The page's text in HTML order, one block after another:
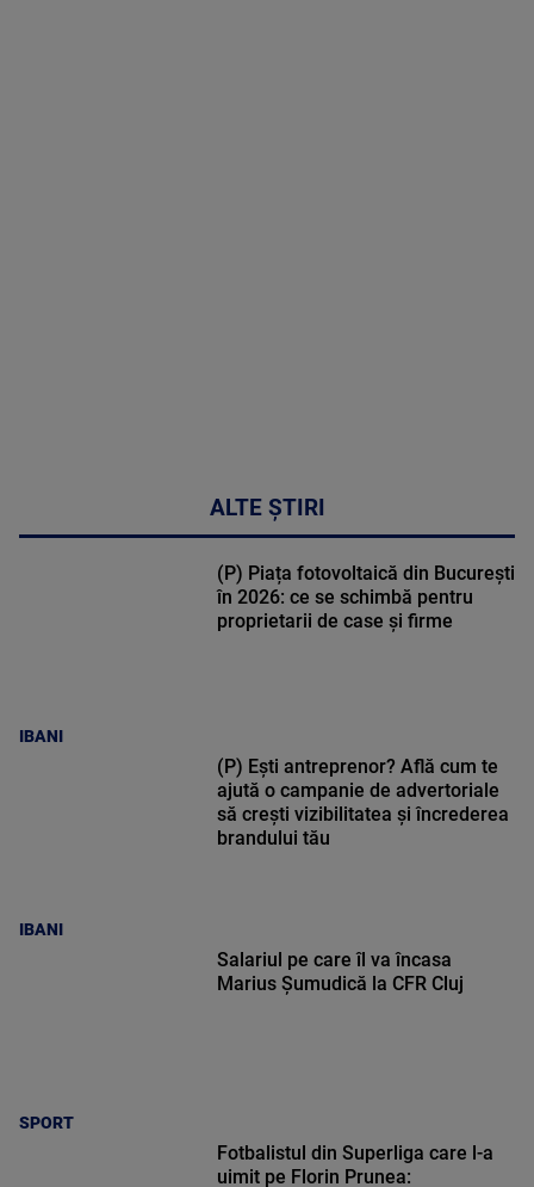
ALTE ȘTIRI
IBANI
(P) Piața fotovoltaică din București
în 2026: ce se schimbă pentru
proprietarii de case și firme
IBANI
(P) Ești antreprenor? Află cum te
ajută o campanie de advertoriale
să crești vizibilitatea și încrederea
brandului tău
SPORT
Salariul pe care îl va încasa
Marius Șumudică la CFR Cluj
Fotbalistul din Superliga care l-a
uimit pe Florin Prunea: